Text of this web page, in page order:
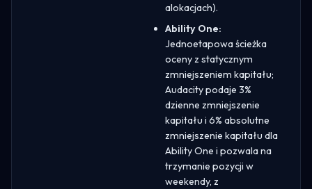
alokacjach).
Ability One:
Jednoetapowa ścieżka
oceny z statycznym
zmniejszeniem kapitału;
Audacity podaje 3%
dzienne zmniejszenie
kapitału i 6% absolutne
zmniejszenie kapitału dla
Ability One i pozwala na
trzymanie pozycji w
weekendy, z